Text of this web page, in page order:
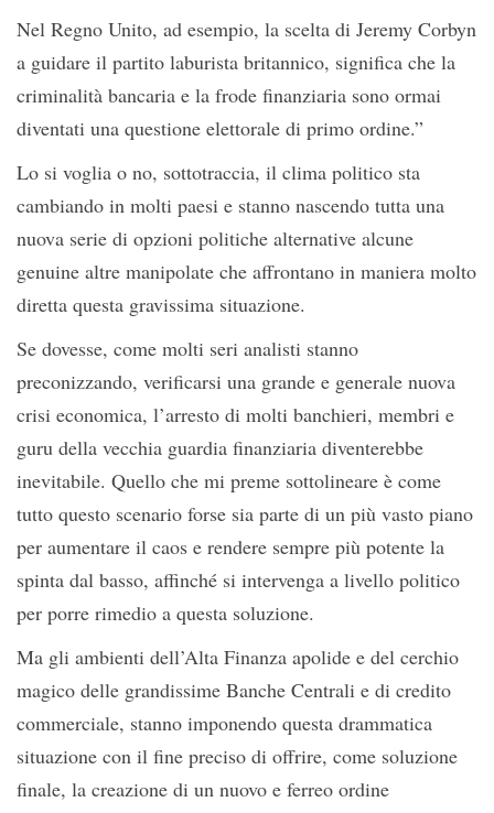
Nel Regno Unito, ad esempio, la scelta di Jeremy Corbyn
a guidare il partito laburista britannico, significa che la
criminalità bancaria e la frode finanziaria sono ormai
diventati una questione elettorale di primo ordine.”
Lo si voglia o no, sottotraccia, il clima politico sta
cambiando in molti paesi e stanno nascendo tutta una
nuova serie di opzioni politiche alternative alcune
genuine altre manipolate che affrontano in maniera molto
diretta questa gravissima situazione.
Se dovesse, come molti seri analisti stanno
preconizzando, verificarsi una grande e generale nuova
crisi economica, l’arresto di molti banchieri, membri e
guru della vecchia guardia finanziaria diventerebbe
inevitabile. Quello che mi preme sottolineare è come
tutto questo scenario forse sia parte di un più vasto piano
per aumentare il caos e rendere sempre più potente la
spinta dal basso, affinché si intervenga a livello politico
per porre rimedio a questa soluzione.
Ma gli ambienti dell’Alta Finanza apolide e del cerchio
magico delle grandissime Banche Centrali e di credito
commerciale, stanno imponendo questa drammatica
situazione con il fine preciso di offrire, come soluzione
finale, la creazione di un nuovo e ferreo ordine